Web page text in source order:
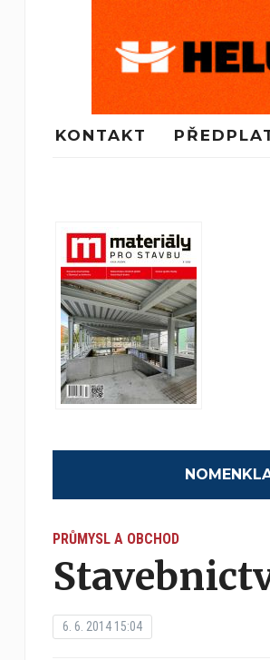
KONTAKT
PRŮMYSL A OBCHOD
6. 6. 2014 15:04